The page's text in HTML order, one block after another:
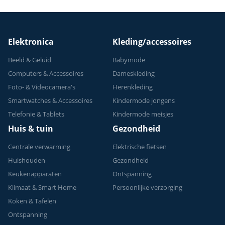
Elektronica
Beeld & Geluid
Computers & Accessoires
Foto- & Videocamera's
Smartwatches & Accessoires
Telefonie & Tablets
Kleding/accessoires
Babymode
Dameskleding
Herenkleding
Kindermode jongens
Kindermode meisjes
Huis & tuin
Centrale verwarming
Huishouden
Keukenapparaten
Klimaat & Smart Home
Koken & Tafelen
Ontspanning
Gezondheid
Elektrische fietsen
Gezondheid
Ontspanning
Persoonlijke verzorging